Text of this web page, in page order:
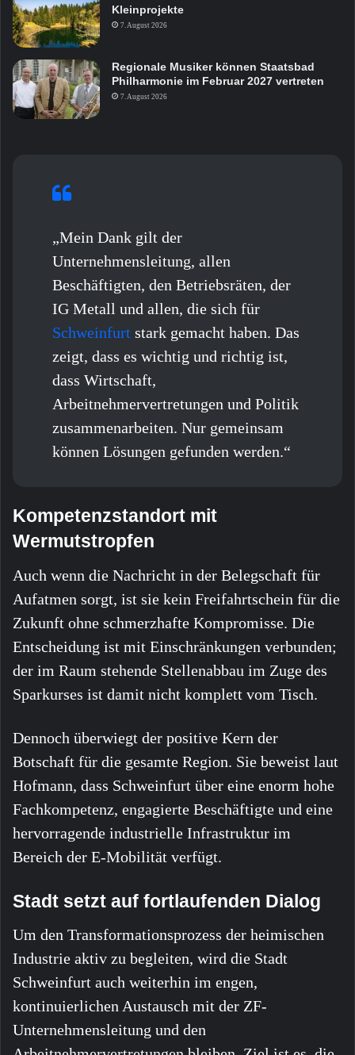
Kleinprojekte
7. August 2026
Regionale Musiker können Staatsbad
Philharmonie im Februar 2027 vertreten
7. August 2026
„Mein Dank gilt der
Unternehmensleitung, allen
Beschäftigten, den Betriebsräten, der
IG Metall und allen, die sich für
Schweinfurt stark gemacht haben. Das
zeigt, dass es wichtig und richtig ist,
dass Wirtschaft,
Arbeitnehmervertretungen und Politik
zusammenarbeiten. Nur gemeinsam
können Lösungen gefunden werden.“
Kompetenzstandort mit
Wermutstropfen
Auch wenn die Nachricht in der Belegschaft für
Aufatmen sorgt, ist sie kein Freifahrtschein für die
Zukunft ohne schmerzhafte Kompromisse. Die
Entscheidung ist mit Einschränkungen verbunden;
der im Raum stehende Stellenabbau im Zuge des
Sparkurses ist damit nicht komplett vom Tisch.
Dennoch überwiegt der positive Kern der
Botschaft für die gesamte Region. Sie beweist laut
Hofmann, dass Schweinfurt über eine enorm hohe
Fachkompetenz, engagierte Beschäftigte und eine
hervorragende industrielle Infrastruktur im
Bereich der E-Mobilität verfügt.
Stadt setzt auf fortlaufenden Dialog
Um den Transformationsprozess der heimischen
Industrie aktiv zu begleiten, wird die Stadt
Schweinfurt auch weiterhin im engen,
kontinuierlichen Austausch mit der ZF-
Unternehmensleitung und den